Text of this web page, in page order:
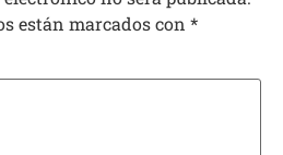
están marcados con *